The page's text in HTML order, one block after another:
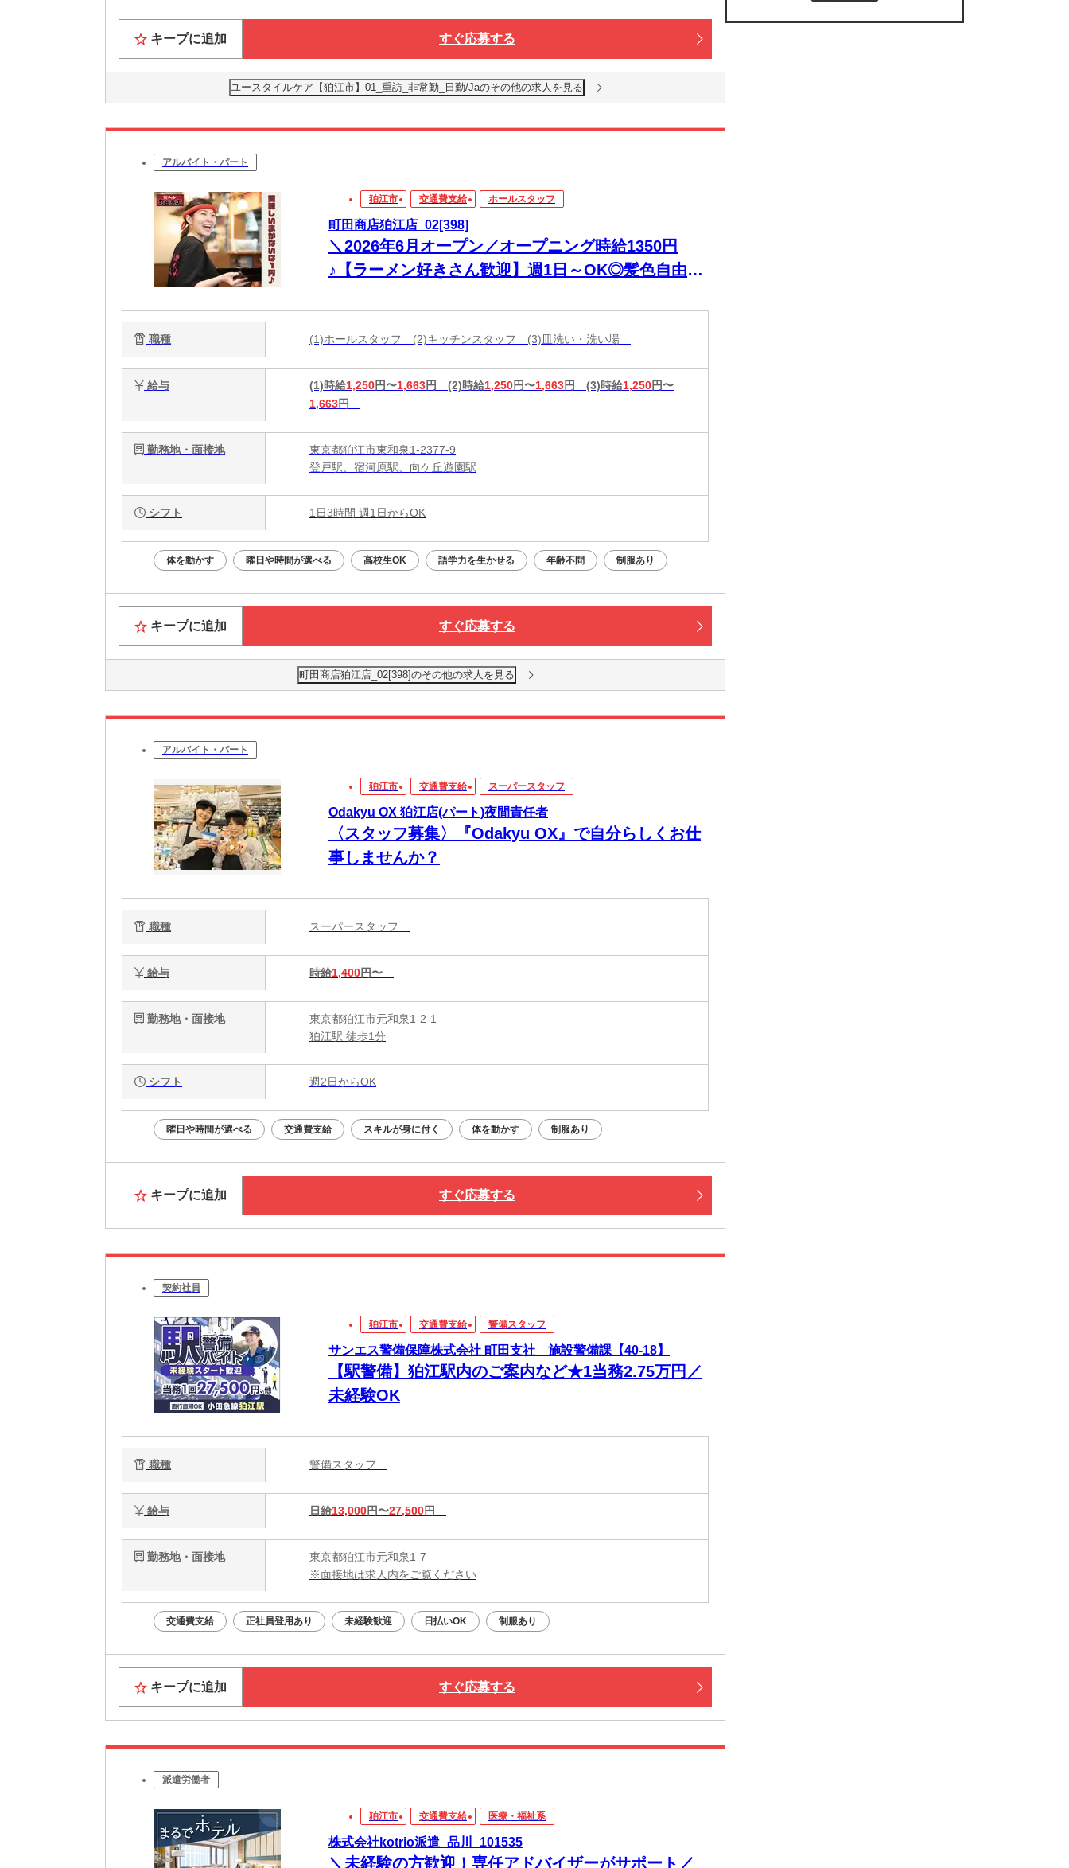
キープに追加 すぐ応募する
ユースタイルケア【狛江市】01_重訪_非常勤_日勤/Jaのその他の求人を見る
アルバイト・パート
狛江市 交通費支給 ホールスタッフ
町田商店狛江店_02[398]
＼2026年6月オープン／オープニング時給1350円
♪【ラーメン好きさん歓迎】週1日～OK◎髪色自由＆
職種 (1)ホールスタッフ (2)キッチンスタッフ (3)皿洗い・洗い場
給与 (1)時給1,250円〜1,663円 (2)時給1,250円〜1,663円 (3)時給1,250円〜
1,663円
勤務地・面接地
東京都狛江市東和泉1-2377-9
登戸駅、宿河原駅、向ケ丘遊園駅
シフト 1日3時間 週1日からOK
体を動かす 曜日や時間が選べる 高校生OK 語学力を生かせる 年齢不問 制服あり
キープに追加 すぐ応募する
町田商店狛江店_02[398]のその他の求人を見る
アルバイト・パート
狛江市 交通費支給 スーパースタッフ
Odakyu OX 狛江店(パート)夜間責任者
〈スタッフ募集〉『Odakyu OX』で自分らしくお仕
事しませんか？
職種 スーパースタッフ
給与 時給1,400円〜
勤務地・面接地
東京都狛江市元和泉1-2-1
狛江駅 徒歩1分
シフト 週2日からOK
曜日や時間が選べる 交通費支給 スキルが身に付く 体を動かす 制服あり
キープに追加 すぐ応募する
契約社員
狛江市 交通費支給 警備スタッフ
サンエス警備保障株式会社 町田支社＿施設警備課【40-18】
【駅警備】狛江駅内のご案内など★1当務2.75万円／
未経験OK
職種 警備スタッフ
給与 日給13,000円〜27,500円
勤務地・面接地
東京都狛江市元和泉1-7
※面接地は求人内をご覧ください
交通費支給 正社員登用あり 未経験歓迎 日払いOK 制服あり
キープに追加 すぐ応募する
派遣労働者
狛江市 交通費支給 医療・福祉系
株式会社kotrio派遣_品川_101535
＼未経験の方歓迎！専任アドバイザーがサポート／